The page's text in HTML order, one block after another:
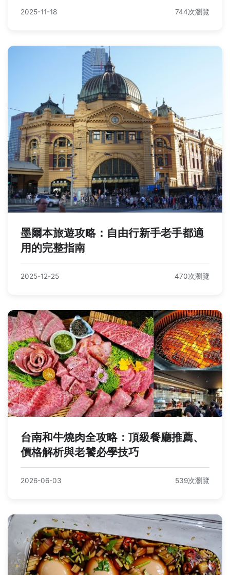
2025-11-18 744次瀏覽
墨爾本旅遊攻略：自由行新手老手都適
用的完整指南
2025-12-25 470次瀏覽
台南和牛燒肉全攻略：頂級餐廳推薦、
價格解析與老饕必學技巧
2026-06-03 539次瀏覽